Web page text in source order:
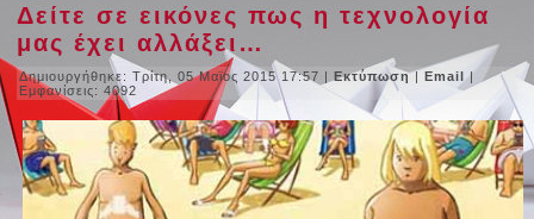
Δείτε σε εικόνες πως η τεχνολογία
μας έχει αλλάξει…
Δημιουργήθηκε: Τρίτη, 05 Μαϊος 2015 17:57 |Εκτύπωση|Email|
Εμφανίσεις: 4092